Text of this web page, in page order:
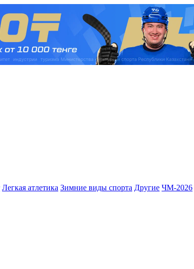
Легкая атлетика Зимние виды спорта Другие ЧМ-2026